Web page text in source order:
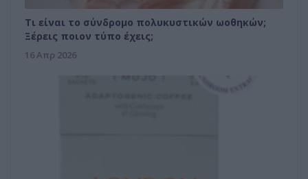
Tι είναι το σύνδρομο πολυκυστικών ωοθηκών;
Ξέρεις ποιον τύπο έχεις;
16 Απρ 2026